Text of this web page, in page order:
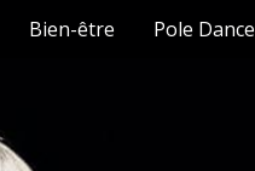
Bien-être Pole Dance